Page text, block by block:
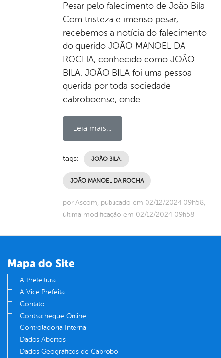
Pesar pelo falecimento de João Bila
Com tristeza e imenso pesar,
recebemos a notícia do falecimento
do querido JOÃO MANOEL DA
ROCHA, conhecido como JOÃO
BILA. JOÃO BILA foi uma pessoa
querida por toda sociedade
cabroboense, onde
Leia mais...
tags: JOÃO BILA.
JOÃO MANOEL DA ROCHA
por Ascom, publicado em 02/12/2024 09h58,
última modificação em 02/12/2024 09h58
Mapa do Site
A Prefeitura
A Vice Prefeita
Contato
Contracheque Online
Controladoria Interna
Dados Abertos
Dados Geográficos de Cabrobó